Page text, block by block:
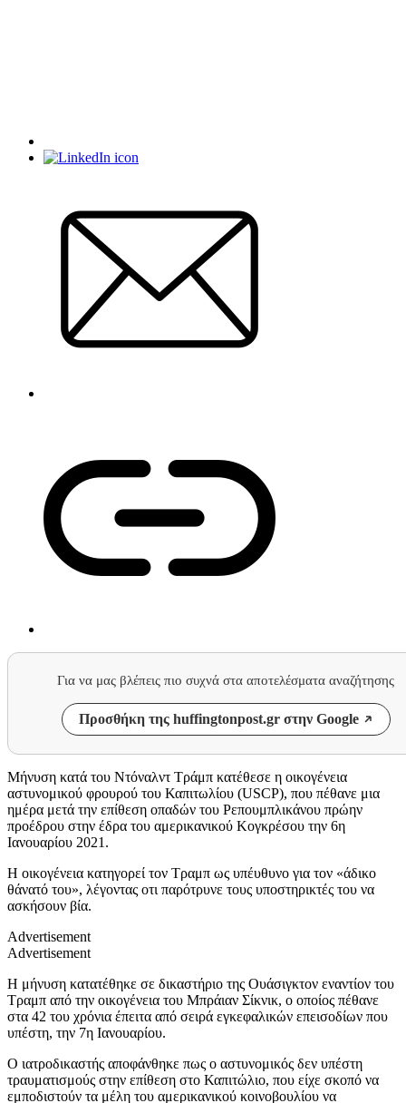
Για να μας βλέπεις πιο συχνά στα αποτελέσματα αναζήτησης
Προσθήκη της huffingtonpost.gr στην Google
Μήνυση κατά του Ντόναλντ Τράμπ κατέθεσε η οικογένεια
αστυνομικού φρουρού του Καπιτωλίου (USCP), που πέθανε μια
ημέρα μετά την επίθεση οπαδών του Ρεπουμπλικάνου πρώην
προέδρου στην έδρα του αμερικανικού Κογκρέσου την 6η
Ιανουαρίου 2021.
Η οικογένεια κατηγορεί τον Τραμπ ως υπέυθυνο για τον «άδικο
θάνατό του», λέγοντας οτι παρότρυνε τους υποστηρικτές του να
ασκήσουν βία.
Advertisement
Advertisement
Η μήνυση κατατέθηκε σε δικαστήριο της Ουάσιγκτον εναντίον του
Τραμπ από την οικογένεια του Μπράιαν Σίκνικ, ο οποίος πέθανε
στα 42 του χρόνια έπειτα από σειρά εγκεφαλικών επεισοδίων που
υπέστη, την 7η Ιανουαρίου.
Ο ιατροδικαστής αποφάνθηκε πως ο αστυνομικός δεν υπέστη
τραυματισμούς στην επίθεση στο Καπιτώλιο, που είχε σκοπό να
εμποδιστούν τα μέλη του αμερικανικού κοινοβουλίου να